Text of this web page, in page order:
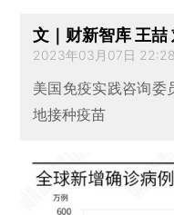
文｜财新智库 王喆
2023年03月07日 22:28
美国免疫实践咨询委
地接种疫苗